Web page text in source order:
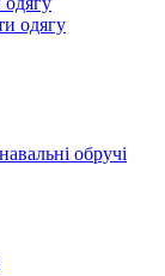
одягу
обручі